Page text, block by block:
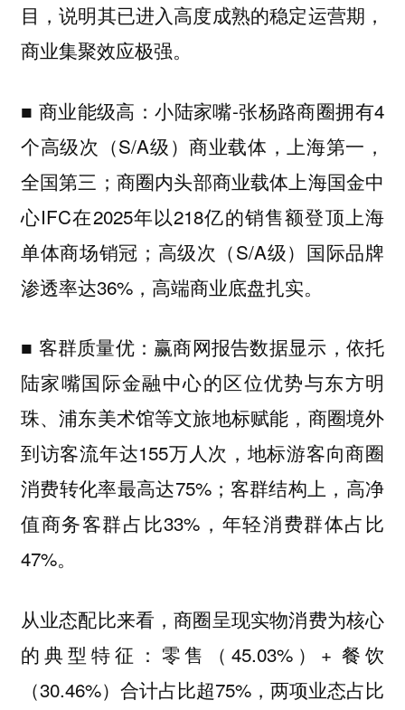
目，说明其已进入高度成熟的稳定运营期，
商业集聚效应极强。
■ 商业能级高：小陆家嘴-张杨路商圈拥有4
个高级次（S/A级）商业载体，上海第一，
全国第三；商圈内头部商业载体上海国金中
心IFC在2025年以218亿的销售额登顶上海
单体商场销冠；高级次（S/A级）国际品牌
渗透率达36%，高端商业底盘扎实。
■ 客群质量优： 赢商网报告数据显示，依托
陆家嘴国际金融中心的区位优势与东方明
珠、浦东美术馆等文旅地标赋能，商圈境外
到访客流年达155万人次，地标游客向商圈
消费转化率最高达75%；客群结构上，高净
值商务客群占比33%，年轻消费群体占比
47%。
从业态配比来看，商圈呈现实物消费为核心
的典型特征： 零售（45.03%）+ 餐饮
（30.46%）合计占比超75%，两项业态占比